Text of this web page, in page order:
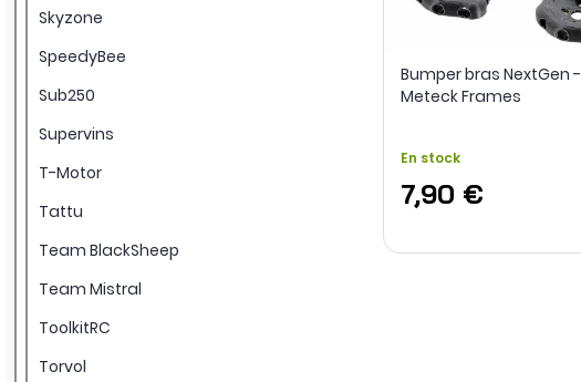
Skyzone
SpeedyBee
Sub250
Supervins
T-Motor
Tattu
Team BlackSheep
Team Mistral
ToolkitRC
Torvol
Bumper bras NextGen -
Meteck Frames
En stock
7,90 €